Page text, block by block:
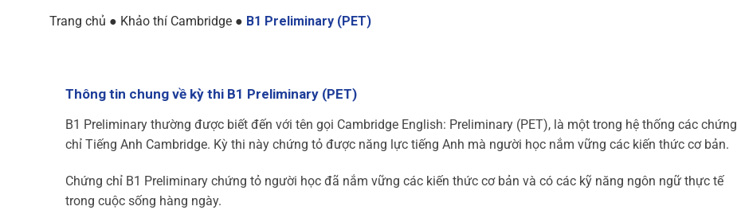
Trang chủ ● Khảo thí Cambridge ● B1 Preliminary (PET)
Thông tin chung về kỳ thi B1 Preliminary (PET)
B1 Preliminary thường được biết đến với tên gọi Cambridge English: Preliminary (PET), là một trong hệ thống các chứng
chỉ Tiếng Anh Cambridge. Kỳ thi này chứng tỏ được năng lực tiếng Anh mà người học nắm vững các kiến thức cơ bản.
Chứng chỉ B1 Preliminary chứng tỏ người học đã nắm vững các kiến thức cơ bản và có các kỹ năng ngôn ngữ thực tế
trong cuộc sống hàng ngày.